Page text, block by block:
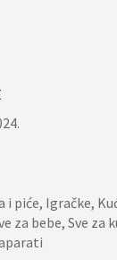
piće, Igračke,
za bebe, Sve za